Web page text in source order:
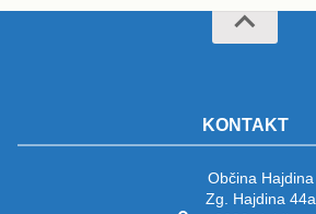
KONTAKT
Občina Hajdina
Zg. Hajdina 44a